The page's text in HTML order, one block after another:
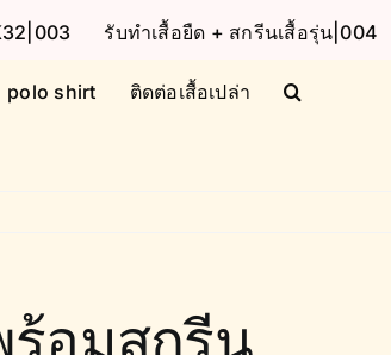
รับทำเสื้อยืด + สกรีนเสื้อรุ่น|004
polo shirt ติดต่อเสื้อเปล่า
อมสกรีน